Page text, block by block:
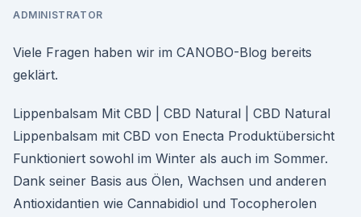
ADMINISTRATOR
Viele Fragen haben wir im CANOBO-Blog bereits
geklärt.
Lippenbalsam Mit CBD | CBD Natural | CBD Natural
Lippenbalsam mit CBD von Enecta Produktübersicht
Funktioniert sowohl im Winter als auch im Sommer.
Dank seiner Basis aus Ölen, Wachsen und anderen
Antioxidantien wie Cannabidiol und Tocopherolen